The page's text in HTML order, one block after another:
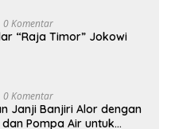
0 Komentar
“Raja Timor” Jokowi
0 Komentar
Janji Banjiri Alor dengan
Pompa Air untuk